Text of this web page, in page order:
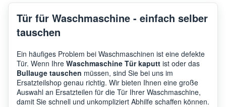
Tür für Waschmaschine - einfach selber
tauschen
Ein häufiges Problem bei Waschmaschinen ist eine defekte
Tür. Wenn Ihre Waschmaschine Tür kaputt ist oder das
Bullauge tauschen müssen, sind Sie bei uns im
Ersatzteilshop genau richtig. Wir bieten Ihnen eine große
Auswahl an Ersatzteilen für die Tür Ihrer Waschmaschine,
damit Sie schnell und unkompliziert Abhilfe schaffen können.